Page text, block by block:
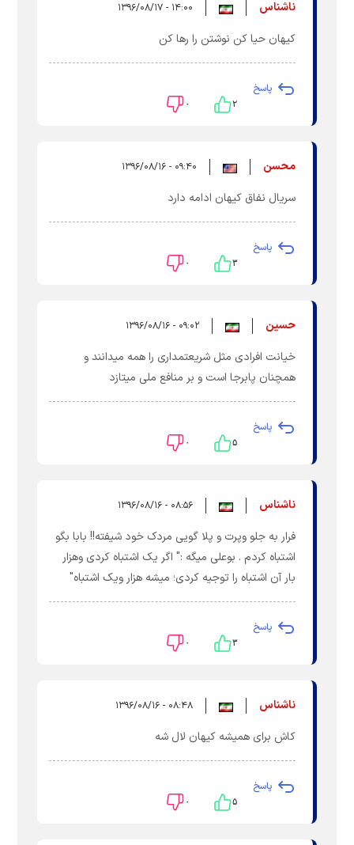
ناشناس ۱۴:۰۰ - ۱۳۹۶/۰۸/۱۷
کیهان حیا کن نوشتن را رها کن
پاسخ
۲ ۰
محسن ۰۹:۴۰ - ۱۳۹۶/۰۸/۱۶
سریال نفاق کیهان ادامه دارد
پاسخ
۳ ۰
حسین ۰۹:۰۲ - ۱۳۹۶/۰۸/۱۶
خیانت افرادی مثل شریعتمداری را همه میدانند و
همچنان پابرجا است و بر منافع ملی میتازد
پاسخ
۵ ۰
ناشناس ۰۸:۵۶ - ۱۳۹۶/۰۸/۱۶
فرار به جلو وپرت و پلا گویی مردک خود شیفته!! بابا بگو
اشتباه کردم . بوعلی میگه :" اگر یک اشتباه کردی وهزار
بار آن اشتباه را توجیه کردی؛ میشه هزار ویک اشتباه"
پاسخ
۳ ۰
ناشناس ۰۸:۴۸ - ۱۳۹۶/۰۸/۱۶
کاش برای همیشه کیهان لال شه
پاسخ
۵ ۰